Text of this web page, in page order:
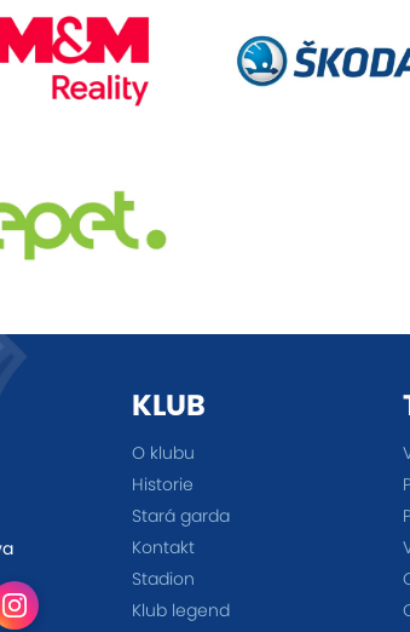
KLUB
O klubu
Historie
Stará garda
Kontakt
Stadion
Klub legend